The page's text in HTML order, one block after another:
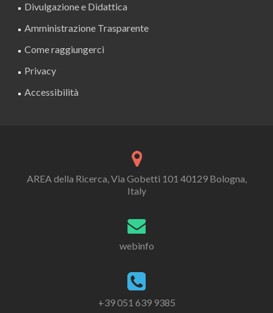
Divulgazione e Didattica
Amministrazione Trasparente
Come raggiungerci
Privacy
Accessibilità
AREA della Ricerca, Via Gobetti 101 40129 Bologna,
Italy
webinfo
+39 051 639 9385